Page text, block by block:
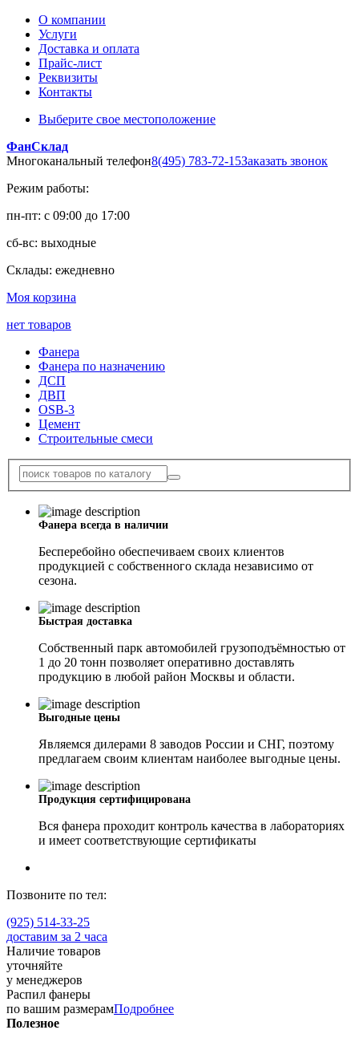
О компании
Услуги
Доставка и оплата
Прайс-лист
Реквизиты
Контакты
Выберите свое местоположение
ФанСклад
Многоканальный телефон8(495) 783-72-15Заказать звонок
Режим работы:
пн-пт: с 09:00 до 17:00
сб-вс: выходные
Склады: ежедневно
Моя корзина
нет товаров
Фанера
Фанера по назначению
ДСП
ДВП
OSB-3
Цемент
Строительные смеси
Фанера всегда в наличии
Бесперебойно обеспечиваем своих клиентов
продукцией с собственного склада независимо от
сезона.
Быстрая доставка
Собственный парк автомобилей грузоподъёмностью от
1 до 20 тонн позволяет оперативно доставлять
продукцию в любой район Москвы и области.
Выгодные цены
Являемся дилерами 8 заводов России и СНГ, поэтому
предлагаем своим клиентам наиболее выгодные цены.
Продукция сертифицирована
Вся фанера проходит контроль качества в лабораториях
и имеет соответствующие сертификаты
Позвоните по тел:
(925) 514-33-25
доставим за 2 часа
Наличие товаров
уточняйте
у менеджеров
Распил фанеры
по вашим размерамПодробнее
Полезное